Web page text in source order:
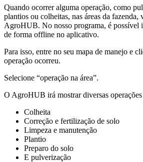
Quando ocorrer alguma operação, como
plantios ou colheitas, nas áreas da fazenda,
AgroHUB. No nosso programa, é possível
de forma offline no aplicativo.
Para isso, entre no seu mapa de manejo e
operação ocorreu.
Selecione “operação na área”.
O AgroHUB irá mostrar diversas operações
Colheita
Correção e fertilização de solo
Limpeza e manutenção
Plantio
Preparo do solo
E pulverização